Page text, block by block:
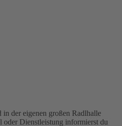
der eigenen großen Radlhalle
oder Dienstleistung informierst du